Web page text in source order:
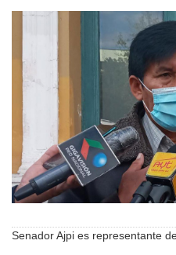
Senador Ajpi es representante